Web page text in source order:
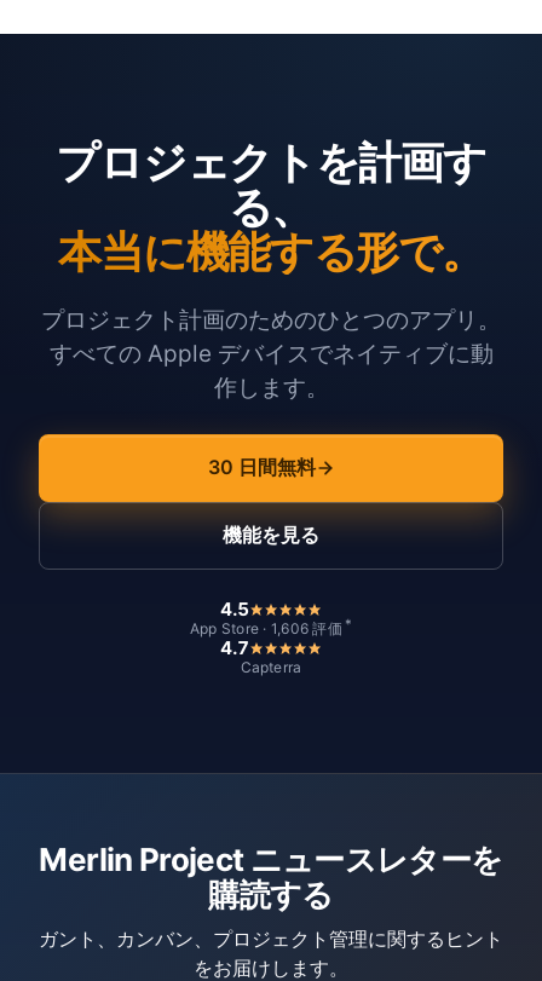
プロジェクトを計画す
る、
本当に機能する形で。
プロジェクト計画のためのひとつのアプリ。
すべての Apple デバイスでネイティブに動
作します。
30 日間無料
機能を見る
4.5
App Store · 1,606 評価 *
4.7
Capterra
Merlin Project ニュースレターを
購読する
ガント、カンバン、プロジェクト管理に関するヒント
をお届けします。